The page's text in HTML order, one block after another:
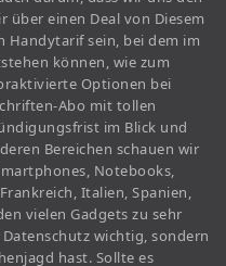
über einen Deal von Diesem
Handytarif sein, bei dem im
können, wie zum
Optionen bei
Abo mit tollen
im Blick und
Bereichen schauen wir
Notebooks,
Italien, Spanien,
vielen Gadgets zu sehr
wichtig, sondern
hast. Sollte es